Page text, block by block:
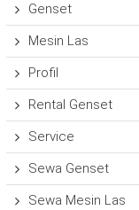
Genset
Mesin Las
Profil
Rental Genset
Service
Sewa Genset
Sewa Mesin Las